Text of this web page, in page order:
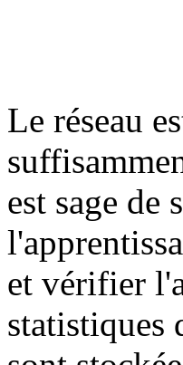
Le réseau
est sage de
et vérifier
statistiques